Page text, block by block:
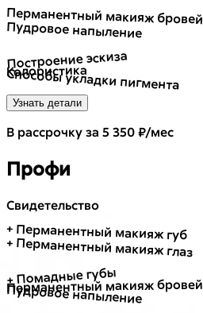
Перманентный макияж бровей
Пудровое напыление
Построение эскиза
Колористика
Способы укладки пигмента
Узнать детали
В рассрочку за 5 350 ₽/мес
Профи
Свидетельство
+ Перманентный макияж губ
+ Перманентный макияж глаз
+ Помадные губы
Перманентный макияж бровей
Пудровое напыление